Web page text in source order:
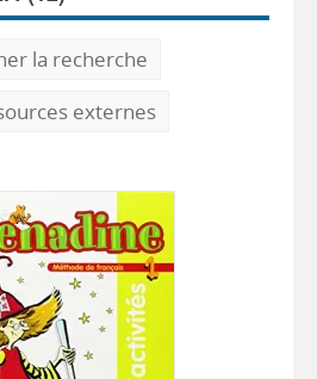
la recherche
externes